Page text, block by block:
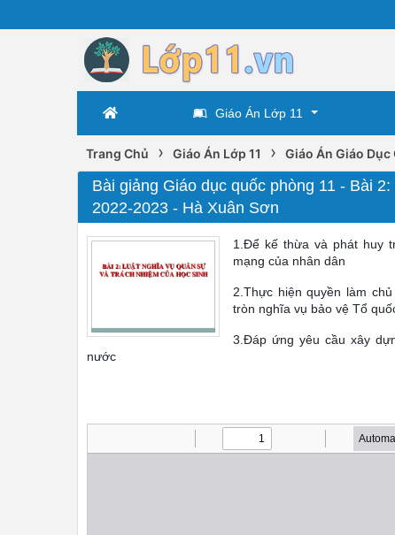
Giáo Án Lớp 11
Trang Chủ › Giáo Án Lớp 11 › Giáo Án Giáo Dục
Bài giảng Giáo dục quốc phòng 11 - Bài
2022-2023 - Hà Xuân Sơn
1.Để kế thừa và phát huy
mạng của nhân dân
2.Thực hiện quyền làm
tròn nghĩa vụ bảo vệ Tổ
3.Đáp ứng yêu cầu xây
nước